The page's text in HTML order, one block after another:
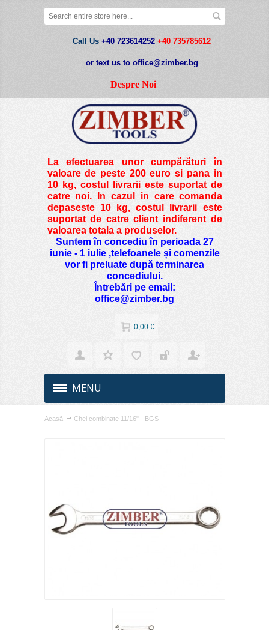
Call Us +40 723614252 +40 735785612
or text us to office@zimber.bg
Despre Noi
La efectuarea unor cumpărături în
valoare de peste200 euro si pana in
10 kg, costul livrarii este suportat de
catre noi. In cazul in care comanda
depaseste 10 kg, costul livrarii este
suportat de catre client indiferent de
valoarea totala a produselor.
Suntem în concediu în perioada 27
iunie - 1 iulie ,telefoanele și comenzile
vor fi preluate după terminarea
concediului.
Întrebări pe email:
office@zimber.bg
0,00 €
MENU
Acasă Chei combinate 11/16" - BGS